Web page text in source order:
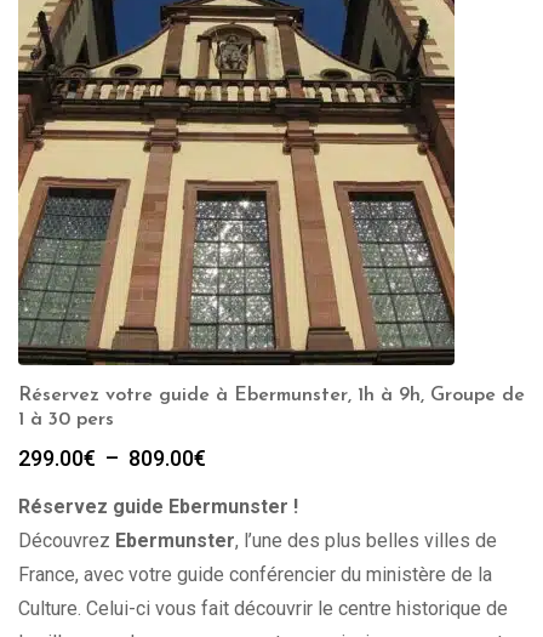
Réservez votre guide à Ebermunster, 1h à 9h, Groupe de
1 à 30 pers
299.00€ – 809.00€
prix :
299.00€
à
809.00€
Réservez guide Ebermunster !
Découvrez Ebermunster, l’une des plus belles villes de
France, avec votre guide conférencier du ministère de la
Culture. Celui-ci vous fait découvrir le centre historique de